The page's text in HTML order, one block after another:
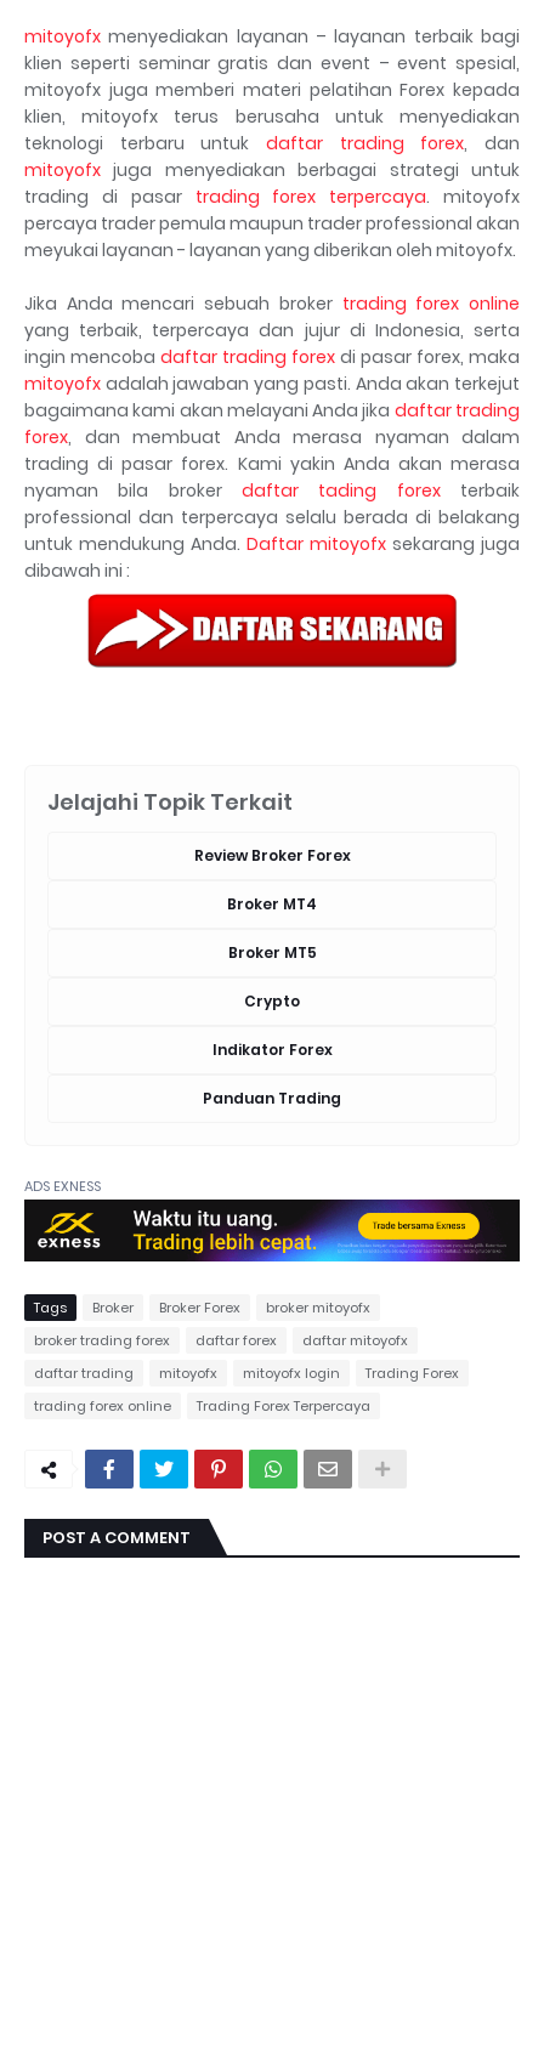
mitoyofx menyediakan layanan – layanan terbaik bagi
klien seperti seminar gratis dan event – event spesial,
mitoyofx juga memberi materi pelatihan Forex kepada
klien, mitoyofx terus berusaha untuk menyediakan
teknologi terbaru untuk daftar trading forex, dan
mitoyofx juga menyediakan berbagai strategi untuk
trading di pasar trading forex terpercaya. mitoyofx
percaya trader pemula maupun trader professional akan
meyukai layanan - layanan yang diberikan oleh mitoyofx.
Jika Anda mencari sebuah broker trading forex online
yang terbaik, terpercaya dan jujur di Indonesia, serta
ingin mencoba daftar trading forex di pasar forex, maka
mitoyofx adalah jawaban yang pasti. Anda akan terkejut
bagaimana kami akan melayani Anda jika daftar trading
forex, dan membuat Anda merasa nyaman dalam
trading di pasar forex. Kami yakin Anda akan merasa
nyaman bila broker daftar tading forexterbaik
professional dan terpercaya selalu berada di belakang
untuk mendukung Anda. Daftar mitoyofx sekarang juga
dibawah ini :
Jelajahi Topik Terkait
Review Broker Forex
Broker MT4
Broker MT5
Crypto
Indikator Forex
Panduan Trading
ADS EXNESS
Tags Broker Broker Forex
broker mitoyofx
broker trading forex
daftar forex
daftar mitoyofx
daftar trading
mitoyofx mitoyofx login
Trading Forex
trading forex online
Trading Forex Terpercaya
POST A COMMENT